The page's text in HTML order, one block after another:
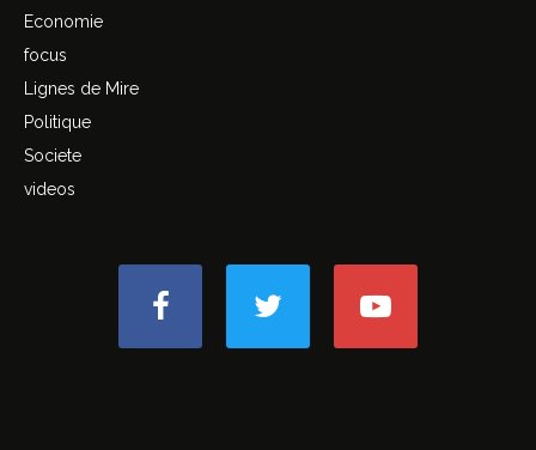
Economie
focus
Lignes de Mire
Politique
Societe
videos